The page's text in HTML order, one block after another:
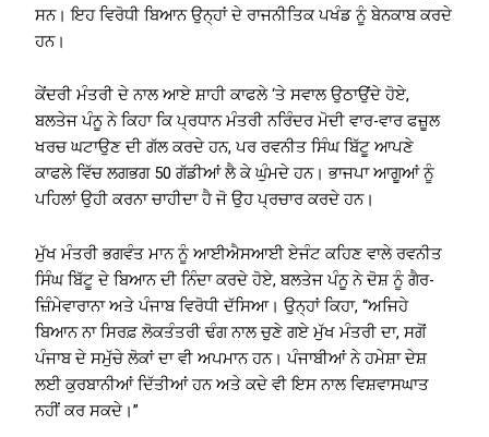
ਸਨ। ਇਹ ਵਿਰੋਧੀ ਬਿਆਨ ਉਨ੍ਹਾਂ ਦੇ ਰਾਜਨੀਤਿਕ ਪਖੰਡ ਨੂੰ ਬੇਨਕਾਬ ਕਰਦੇ
ਹਨ।
ਕੇਂਦਰੀ ਮੰਤਰੀ ਦੇ ਨਾਲ ਆਏ ਸ਼ਾਹੀ ਕਾਫਲੇ ‘ਤੇ ਸਵਾਲ ਉਠਾਉਂਦੇ ਹੋਏ,
ਬਲਤੇਜ ਪੰਨੂ ਨੇ ਕਿਹਾ ਕਿ ਪ੍ਰਧਾਨ ਮੰਤਰੀ ਨਰਿੰਦਰ ਮੋਦੀ ਵਾਰ-ਵਾਰ ਫਜ਼ੂਲ
ਖਰਚ ਘਟਾਉਣ ਦੀ ਗੱਲ ਕਰਦੇ ਹਨ, ਪਰ ਰਵਨੀਤ ਸਿੰਘ ਬਿੱਟੂ ਆਪਣੇ
ਕਾਫਲੇ ਵਿੱਚ ਲਗਭਗ 50 ਗੱਡੀਆਂ ਲੈ ਕੇ ਘੁੰਮਦੇ ਹਨ। ਭਾਜਪਾ ਆਗੂਆਂ ਨੂੰ
ਪਹਿਲਾਂ ਉਹੀ ਕਰਨਾ ਚਾਹੀਦਾ ਹੈ ਜੋ ਉਹ ਪ੍ਰਚਾਰ ਕਰਦੇ ਹਨ।
ਮੁੱਖ ਮੰਤਰੀ ਭਗਵੰਤ ਮਾਨ ਨੂੰ ਆਈਐਸਆਈ ਏਜੰਟ ਕਹਿਣ ਵਾਲੇ ਰਵਨੀਤ
ਸਿੰਘ ਬਿੱਟੂ ਦੇ ਬਿਆਨ ਦੀ ਨਿੰਦਾ ਕਰਦੇ ਹੋਏ, ਬਲਤੇਜ ਪੰਨੂ ਨੇ ਦੋਸ਼ ਨੂੰ ਗੈਰ-
ਜ਼ਿੰਮੇਵਾਰਾਨਾ ਅਤੇ ਪੰਜਾਬ ਵਿਰੋਧੀ ਦੱਸਿਆ। ਉਨ੍ਹਾਂ ਕਿਹਾ, “ਅਜਿਹੇ
ਬਿਆਨ ਨਾ ਸਿਰਫ਼ ਲੋਕਤੰਤਰੀ ਢੰਗ ਨਾਲ ਚੁਣੇ ਗਏ ਮੁੱਖ ਮੰਤਰੀ ਦਾ, ਸਗੋਂ
ਪੰਜਾਬ ਦੇ ਸਮੁੱਚੇ ਲੋਕਾਂ ਦਾ ਵੀ ਅਪਮਾਨ ਹਨ। ਪੰਜਾਬੀਆਂ ਨੇ ਹਮੇਸ਼ਾ ਦੇਸ਼
ਲਈ ਕੁਰਬਾਨੀਆਂ ਦਿੱਤੀਆਂ ਹਨ ਅਤੇ ਕਦੇ ਵੀ ਇਸ ਨਾਲ ਵਿਸ਼ਵਾਸਘਾਤ
ਨਹੀਂ ਕਰ ਸਕਦੇ।”